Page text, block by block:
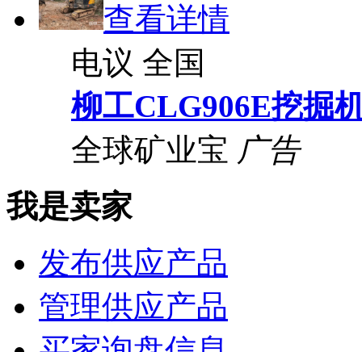
查看详情
电议 全国
柳工CLG906E挖掘
全球矿业宝 广告
我是卖家
发布供应产品
管理供应产品